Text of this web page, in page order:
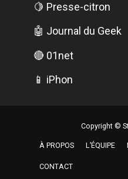
🍋 Presse-citron
🤖 Journal du Geek
🔴 01net
📱 iPhon
Copyright ©
À PROPOS L’ÉQUIPE
CONTACT